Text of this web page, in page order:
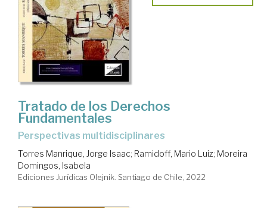
Tratado de los Derechos
Fundamentales
perspectivas multidisciplinares
Torres Manrique, Jorge Isaac; Ramidoff, Mario Luiz; Moreira
Domingos, Isabela
Ediciones Jurídicas Olejnik. Santiago de Chile, 2022